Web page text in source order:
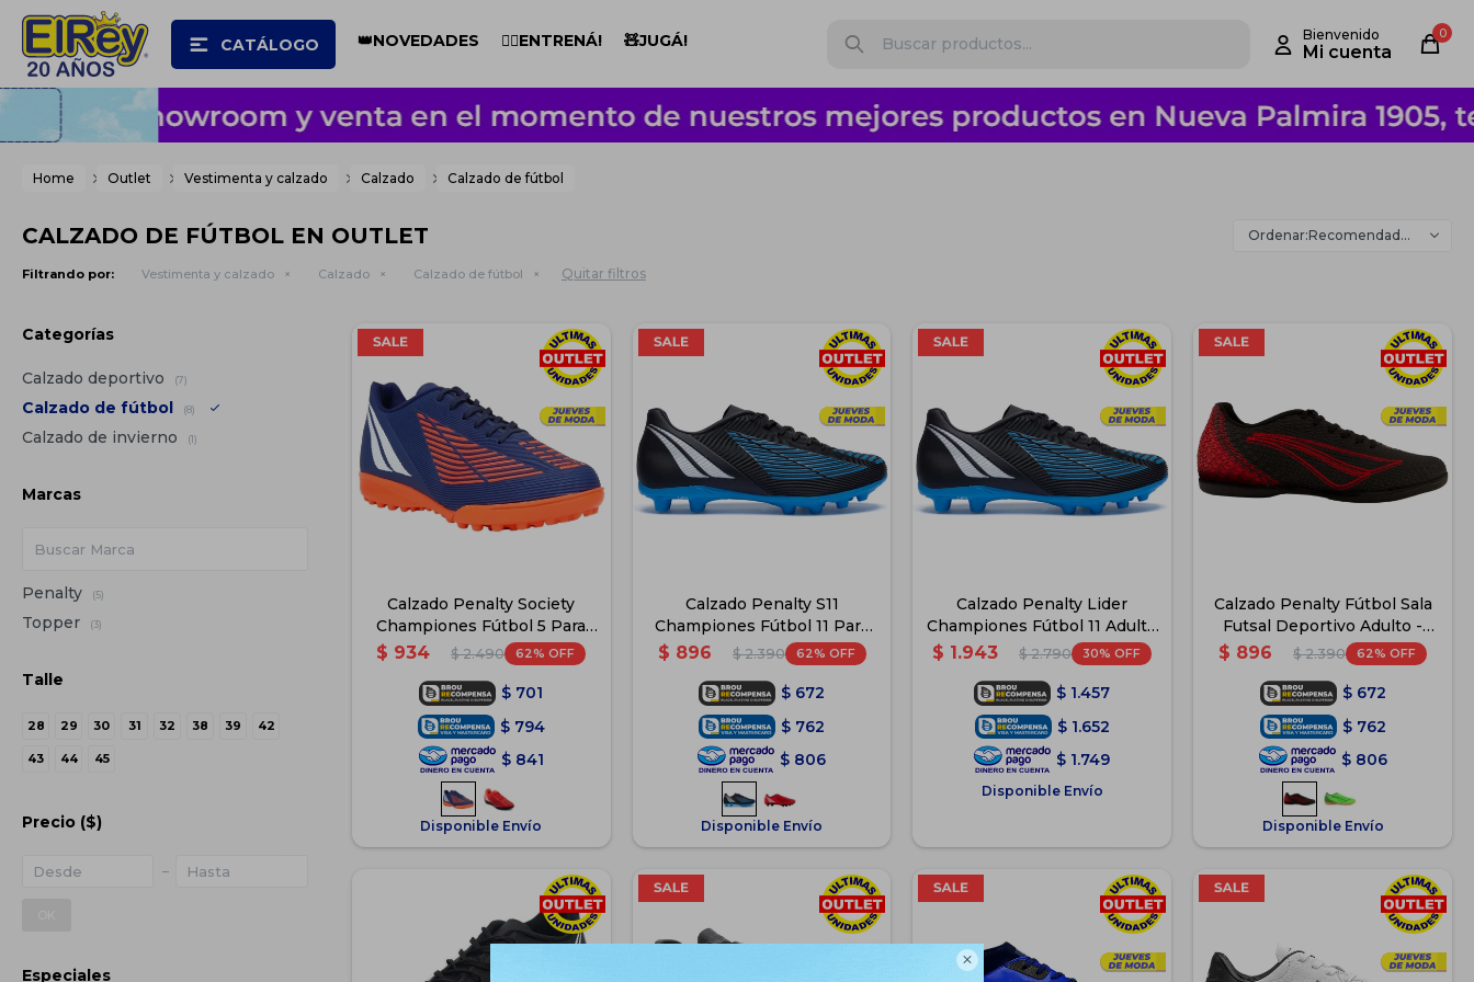

CATÁLOGO 👑NOVEDADES 🏋️‍♂️ENTRENÁ! 🧸JUGÁ! 0
Home Outlet Vestimenta y calzado Calzado Calzado de fútbol
CALZADO DE FÚTBOL EN OUTLET Recomendados
Filtrando por: Vestimenta y calzado Calzado Calzado de fútbol Quitar filtros
Calzado Penalty Society
Championes Fútbol 5 Para
Niños - Azul
$ 934 $ 2.490 62
$ 701
$ 794
$ 841
Disponible Envío
Calzado Penalty S11
Championes Fútbol 11 Para
Niños - Azul
$ 896 $ 2.390 62
$ 672
$ 762
$ 806
Disponible Envío
Calzado Penalty Lider
Championes Fútbol 11 Adulto
- Azul
$ 1.943 $ 2.790 30
$ 1.457
$ 1.652
$ 1.749
Disponible Envío
Calzado Penalty Fútbol Sala
Futsal Deportivo Adulto -
Negro
$ 896 $ 2.390 62
$ 672
$ 762
$ 806
Disponible Envío
Categorías
Calzado deportivo (7)
Calzado de fútbol (8)
Calzado de invierno (1)
Marcas
Penalty (5)
Topper (3)
Talle
28 29 30 31 32 38 39 42
43 44 45
Precio ($)
Especiales